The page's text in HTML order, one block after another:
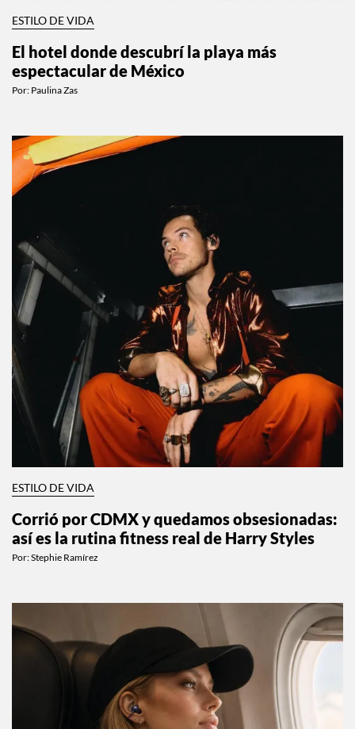
ESTILO DE VIDA
El hotel donde descubrí la playa más
espectacular de México
Por: Paulina Zas
ESTILO DE VIDA
Corrió por CDMX y quedamos obsesionadas:
así es la rutina fitness real de Harry Styles
Por:Stephie Ramírez